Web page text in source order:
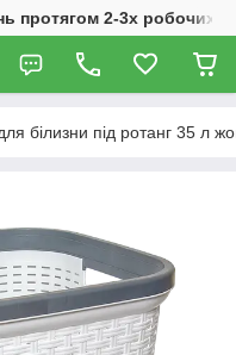
протягом 2-3х робочих
білизни під ротанг 35 л